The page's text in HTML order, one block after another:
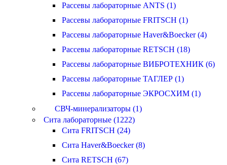
Рассевы лабораторные ANTS (1)
Рассевы лабораторные FRITSCH (1)
Рассевы лабораторные Haver&Boecker (4)
Рассевы лабораторные RETSCH (18)
Рассевы лабораторные ВИБРОТЕХНИК (6)
Рассевы лабораторные ТАГЛЕР (1)
Рассевы лабораторные ЭКРОСХИМ (1)
СВЧ-минерализаторы (1)
Сита лабораторные (1222)
Сита FRITSCH (24)
Сита Haver&Boecker (8)
Сита RETSCH (67)